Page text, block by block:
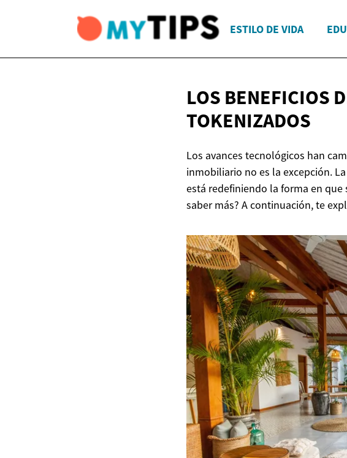
ESTILO DE VIDA
LOS BENEFICIOS
TOKENIZADOS
Los avances tecnológicos han
inmobiliario no es la excepción.
está redefiniendo la forma en que
saber más? A continuación, te